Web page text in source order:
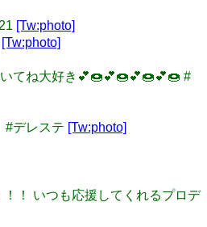
[Tw:photo]
[Tw:photo]
てね大好き💕🍩💕🍩💕🍩💕🍩 #
#デレステ [Tw:photo]
！ いつも応援してくれるプロデ